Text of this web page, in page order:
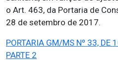
o Art. 463, da Portaria de
28 de setembro de 2017.
PORTARIA GM/MS Nº 33, DE
PARTE 2